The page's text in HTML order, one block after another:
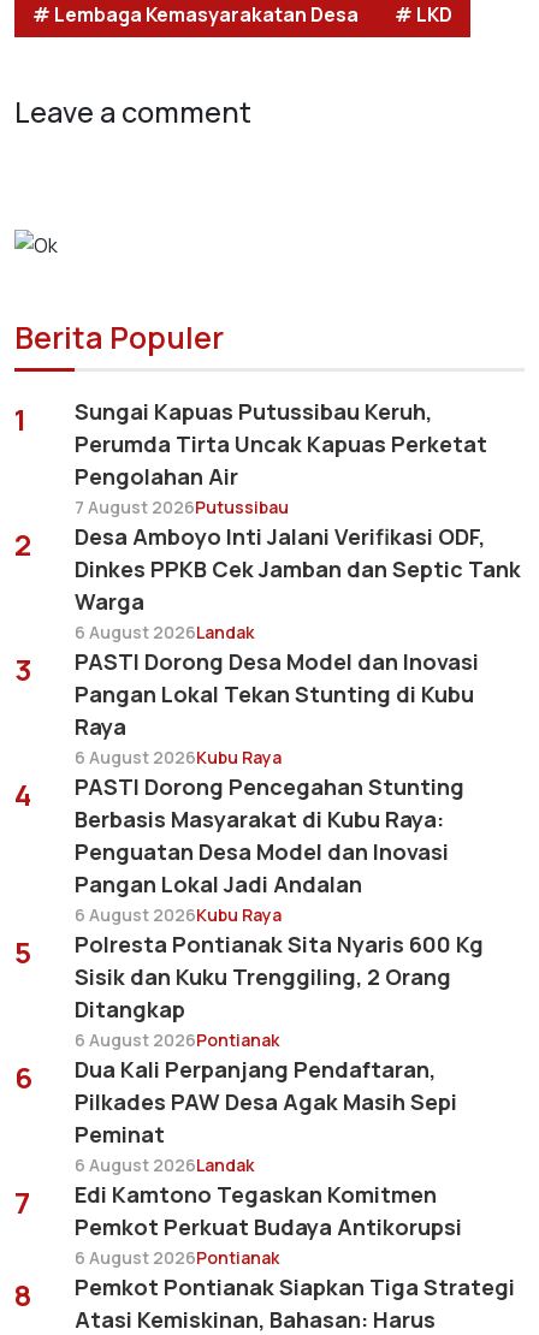
# Lembaga Kemasyarakatan Desa # LKD
Leave a comment
Berita Populer
1
Sungai Kapuas Putussibau Keruh,
Perumda Tirta Uncak Kapuas Perketat
Pengolahan Air
7 August 2026Putussibau
2
Desa Amboyo Inti Jalani Verifikasi ODF,
Dinkes PPKB Cek Jamban dan Septic Tank
Warga
6 August 2026Landak
3
PASTI Dorong Desa Model dan Inovasi
Pangan Lokal Tekan Stunting di Kubu
Raya
6 August 2026Kubu Raya
4
PASTI Dorong Pencegahan Stunting
Berbasis Masyarakat di Kubu Raya:
Penguatan Desa Model dan Inovasi
Pangan Lokal Jadi Andalan
6 August 2026Kubu Raya
5
Polresta Pontianak Sita Nyaris 600 Kg
Sisik dan Kuku Trenggiling, 2 Orang
Ditangkap
6 August 2026Pontianak
6
Dua Kali Perpanjang Pendaftaran,
Pilkades PAW Desa Agak Masih Sepi
Peminat
6 August 2026Landak
7
Edi Kamtono Tegaskan Komitmen
Pemkot Perkuat Budaya Antikorupsi
6 August 2026Pontianak
8
Pemkot Pontianak Siapkan Tiga Strategi
Atasi Kemiskinan, Bahasan: Harus